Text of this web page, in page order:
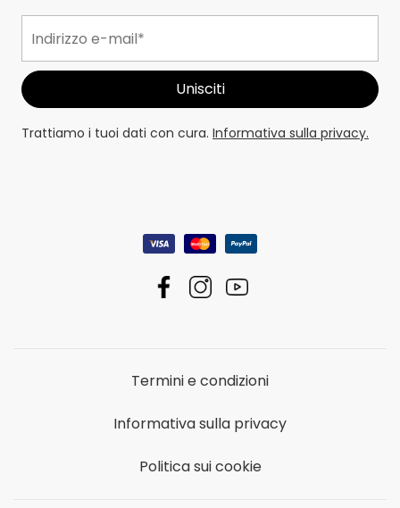
Trattiamo i tuoi dati con cura. Informativa sulla privacy.
Termini e condizioni
Informativa sulla privacy
Politica sui cookie